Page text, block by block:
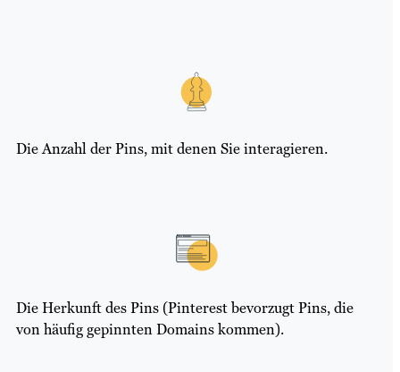
Die Anzahl der Pins, mit denen Sie interagieren.
Die Herkunft des Pins (Pinterest bevorzugt Pins, die
von häufig gepinnten Domains kommen).